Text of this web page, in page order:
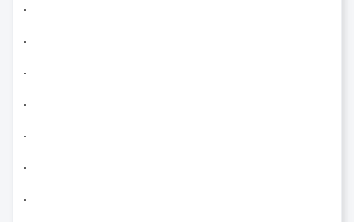
.
.
.
.
.
.
.